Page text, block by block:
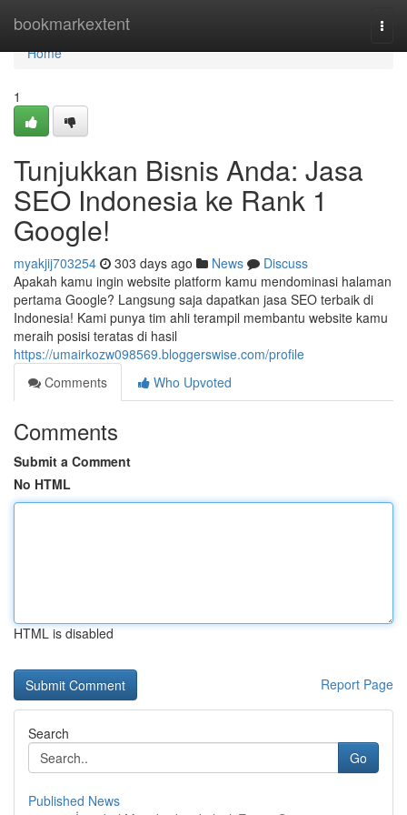
bookmarkextent
Home
Home
1
Tunjukkan Bisnis Anda: Jasa
SEO Indonesia ke Rank 1
Google!
myakjij703254 303 days ago News
Discuss
Apakah kamu ingin website platform kamu mendominasi halaman
pertama Google? Langsung saja dapatkan jasa SEO terbaik di
Indonesia! Kami punya tim ahli terampil membantu website kamu
meraih posisi teratas di hasil
https://umairkozw098569.bloggerswise.com/profile
Comments
Who Upvoted
Comments
Submit a Comment
No HTML
HTML is disabled
Report Page
Search
Go
Published News